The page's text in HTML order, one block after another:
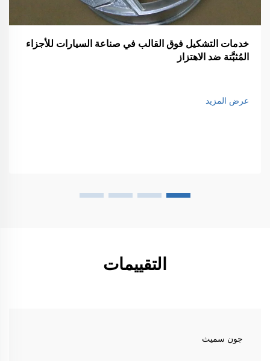
خدمات التشكيل فوق القالب في صناعة السيارات للأجزاء
المُثبَّتة ضد الاهتزاز
عرض المزيد
التقييمات
جون سميث